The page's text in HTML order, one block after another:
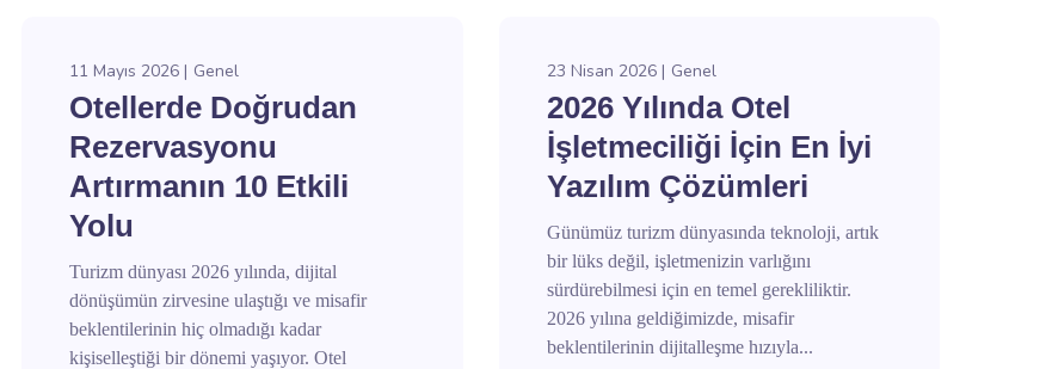
11 Mayıs 2026 Genel
Otellerde Doğrudan
Rezervasyonu
Artırmanın 10 Etkili
Yolu
Turizm dünyası 2026 yılında, dijital
dönüşümün zirvesine ulaştığı ve misafir
beklentilerinin hiç olmadığı kadar
kişiselleştiği bir dönemi yaşıyor. Otel
23 Nisan 2026 Genel
2026 Yılında Otel
İşletmeciliği İçin En İyi
Yazılım Çözümleri
Günümüz turizm dünyasında teknoloji, artık
bir lüks değil, işletmenizin varlığını
sürdürebilmesi için en temel gerekliliktir.
2026 yılına geldiğimizde, misafir
beklentilerinin dijitalleşme hızıyla...